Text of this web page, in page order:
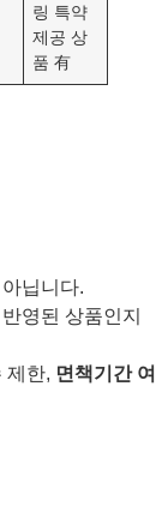
링 특약
제공 상
품 有
닙니다.
영된 상품인지
제한, 면책기간 여